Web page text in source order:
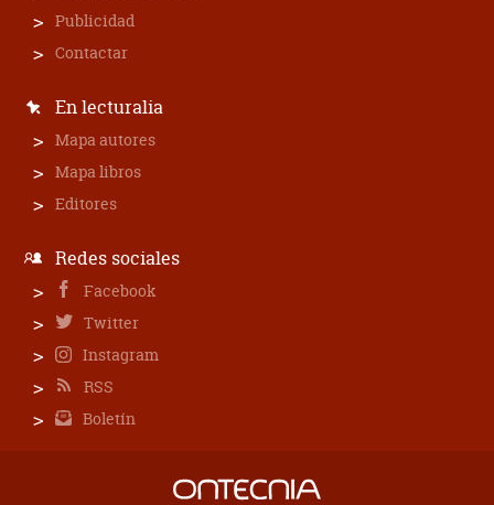
Publicidad
Contactar
En lecturalia
Mapa autores
Mapa libros
Editores
Redes sociales
Facebook
Twitter
Instagram
RSS
Boletín